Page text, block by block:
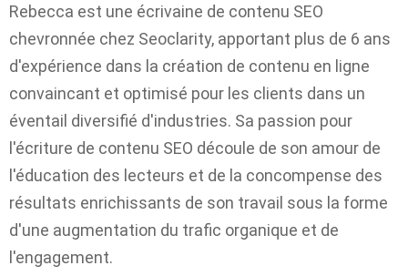
Rebecca est une écrivaine de contenu SEO
chevronnée chez Seoclarity, apportant plus de 6 ans
d'expérience dans la création de contenu en ligne
convaincant et optimisé pour les clients dans un
éventail diversifié d'industries. Sa passion pour
l'écriture de contenu SEO découle de son amour de
l'éducation des lecteurs et de la concompense des
résultats enrichissants de son travail sous la forme
d'une augmentation du trafic organique et de
l'engagement.